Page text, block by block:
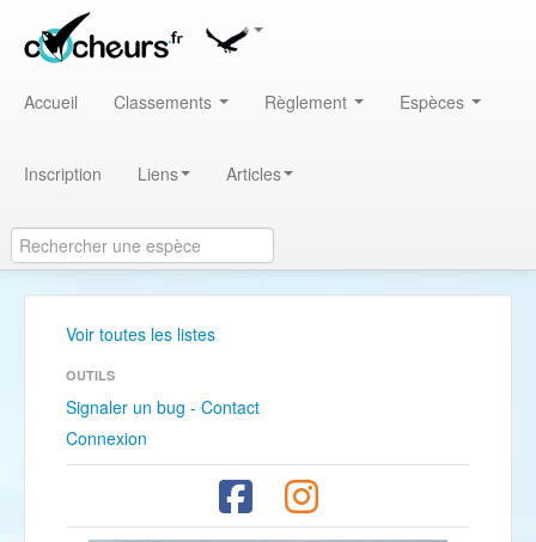
Accueil Classements Règlement Espèces
Inscription Liens Articles
Voir toutes les listes
OUTILS
Signaler un bug - Contact
Connexion